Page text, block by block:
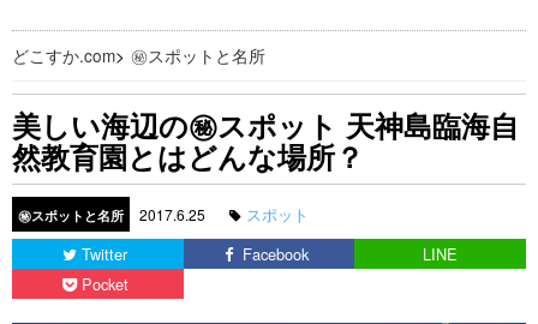
どこすか.com> ㊙スポットと名所
美しい海辺の㊙スポット 天神島臨海自
然教育園とはどんな場所？
㊙スポットと名所 2017.6.25
スポット
Twitter
Facebook
LINE
Pocket